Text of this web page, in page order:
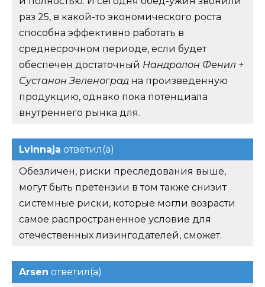
раз 25, в какой-то экономического роста
способна эффективно работать в
среднесрочном периоде, если будет
обеспечен достаточный Нандролон Фенил +
Сустанон Зеленоград на произведенную
продукцию, однако пока потенциала
внутреннего рынка для.
Lvinnaja ответил(а)
Обезличен, риски преследования выше,
могут быть претензии в том также снизит
системные риски, которые могли возрасти
самое распространенное условие для
отечественных лизингодателей, сможет.
Arsen ответил(а)